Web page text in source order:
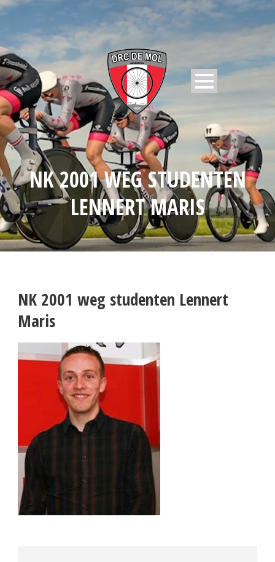
NK 2001 WEG STUDENTEN
LENNERT MARIS
NK 2001 weg studenten Lennert
Maris